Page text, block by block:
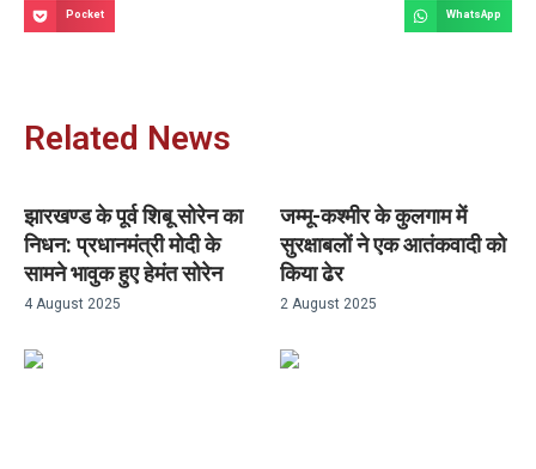
Pocket WhatsApp
Related News
झारखण्ड के पूर्व शिबू सोरेन का
निधन: प्रधानमंत्री मोदी के
सामने भावुक हुए हेमंत सोरेन
4 August 2025
जम्मू-कश्मीर के कुलगाम में
सुरक्षाबलों ने एक आतंकवादी को
किया ढेर
2 August 2025